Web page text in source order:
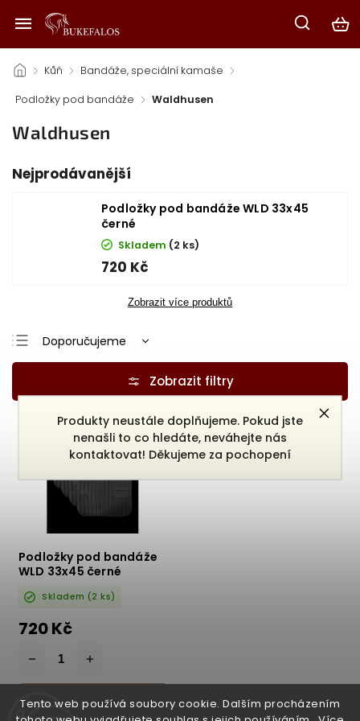
Tento web používá soubory cookie. Dalším procházením
Produkty neustále doplňujeme. Pokud jste
nenašli to co hledáte, neváhejte nás
kontaktovat! Děkujeme za pochopení
/ Kůň / Bandáže, speciální kamaše /
Podložky pod bandáže / Waldhusen
Waldhusen
Nejprodávanější
Podložky pod bandáže WLD 33x45
černé
Skladem (2 ks)
720 Kč
Zobrazit více produktů
Doporučujeme
Nejlevnější
Nejdražší
Nejprodávanější
Abecedně
Podložky pod bandáže
WLD 33x45 černé
Skladem (2 ks)
720 Kč
DO KOŠÍKU